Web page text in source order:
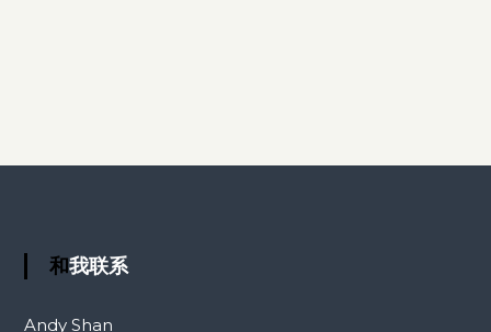
和我联系
Andy Shan